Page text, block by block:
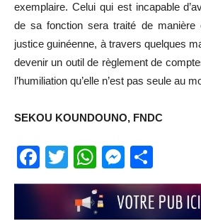
exemplaire. Celui qui est incapable
de sa fonction sera traité de manière
justice guinéenne, à travers quelques
devenir un outil de règlement de
l’humiliation qu’elle n’est pas seule au
SEKOU KOUNDOUNO, FNDC
Facebook
TwitterWhatsApp